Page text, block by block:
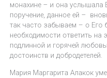
монахине – и она услышала
поручение, данное ей –
так часто забываем – о Его
необходимости ответить на
подлинной и горячей
достоинств и добродетелей.
Мария Маргарита Алакок